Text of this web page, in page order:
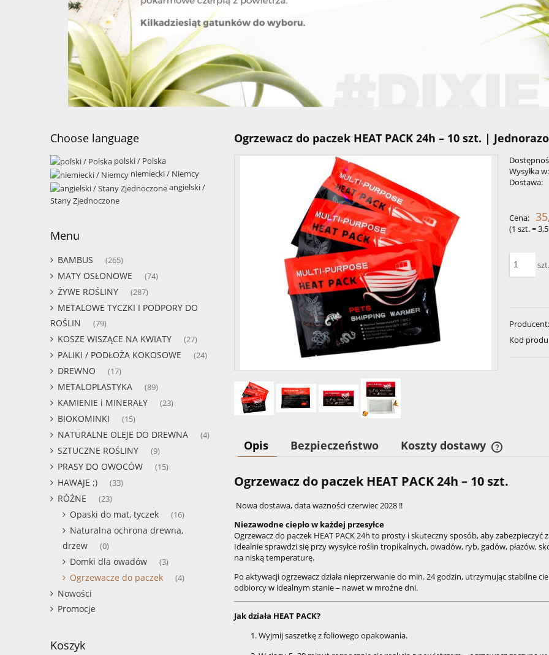
Choose language
polski / Polska
niemiecki / Niemcy
angielski /
Stany Zjednoczone
Menu
BAMBUS (265)
MATY OSŁONOWE (74)
ŻYWE ROŚLINY (287)
METALOWE TYCZKI I PODPORY DO
ROŚLIN
(79)
KOSZE WISZĄCE NA KWIATY (27)
PALIKI / PODŁOŻA KOKOSOWE (24)
DREWNO (17)
METALOPLASTYKA (89)
KAMIENIE i MINERAŁY (23)
BIOKOMINKI (15)
NATURALNE OLEJE DO DREWNA (4)
SZTUCZNE ROŚLINY (9)
PRASY DO OWOCÓW (15)
HAWAJE ;) (33)
RÓŻNE (23)
Opaski do mat, tyczek (16)
Naturalna ochrona drewna,
drzew
(0)
Domki dla owadów (3)
Ogrzewacze do paczek (4)
Nowości
Promocje
Koszyk
Ogrzewacz do paczek HEAT PACK 24h – 10 szt. |
Wysyłka w:
Dostawa:
płatności
Cena:
(1szt.=
szt.
Producent:
Kod
Opis Bezpieczeństwo Koszty dostawy
Cena nie
Ogrzewacz do paczek HEAT PACK 24h – 10 szt.
Nowa dostawa, data ważności czerwiec 2028 !!
Niezawodne ciepło w każdej przesyłce
Ogrzewacz do paczek HEAT PACK 24h to prosty i skuteczny sposób, aby zabezpieczyć
Idealnie sprawdzi się przy wysyłce roślin tropikalnych, owadów, ryb, gadów, płazów,
na niską temperaturę.
Po aktywacji ogrzewacz działa nieprzerwanie do min. 24 godzin, utrzymując stabilne
odbiorcy w idealnym stanie – nawet w mroźne dni.
Jak działa HEAT PACK?
Wyjmij saszetkę z foliowego opakowania.